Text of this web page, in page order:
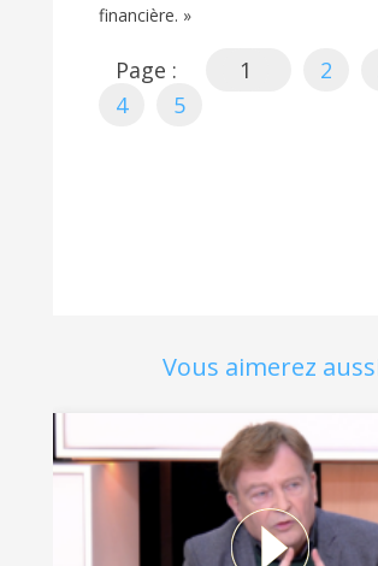
financière. »
Page : 1 2
4
5
Vous aimerez